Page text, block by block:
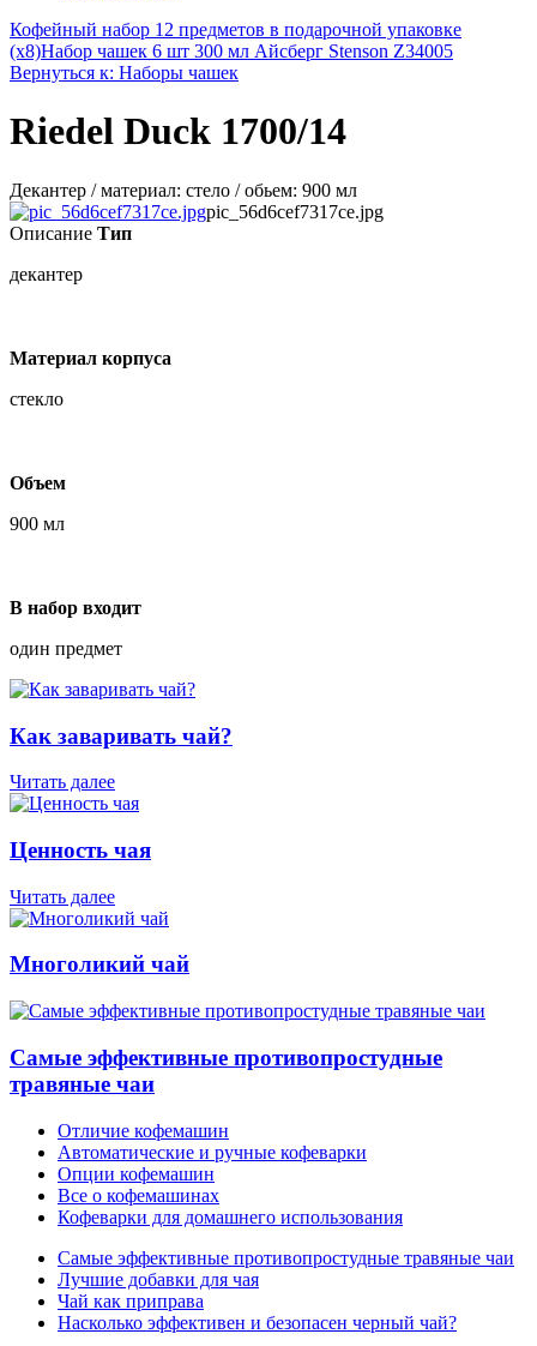
Кофейный набор 12 предметов в подарочной упаковке
(х8)Набор чашек 6 шт 300 мл Айсберг Stenson Z34005
Вернуться к: Наборы чашек
Riedel Duck 1700/14
Декантер / материал: стело / обьем: 900 мл
pic_56d6cef7317ce.jpg
Описание Тип
декантер
Материал корпуса
стекло
Объем
900 мл
В набор входит
один предмет
Как заваривать чай?
Читать далее
Ценность чая
Читать далее
Многоликий чай
Самые эффективные противопростудные
травяные чаи
Отличие кофемашин
Автоматические и ручные кофеварки
Опции кофемашин
Все о кофемашинах
Кофеварки для домашнего использования
Самые эффективные противопростудные травяные чаи
Лучшие добавки для чая
Чай как приправа
Насколько эффективен и безопасен черный чай?